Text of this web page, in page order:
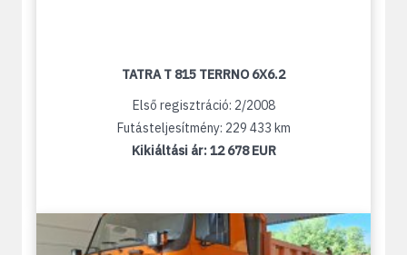
TATRA T 815 TERRNO 6X6.2
Első regisztráció: 2/2008
Futásteljesítmény: 229 433 km
Kikiáltási ár:12 678 EUR